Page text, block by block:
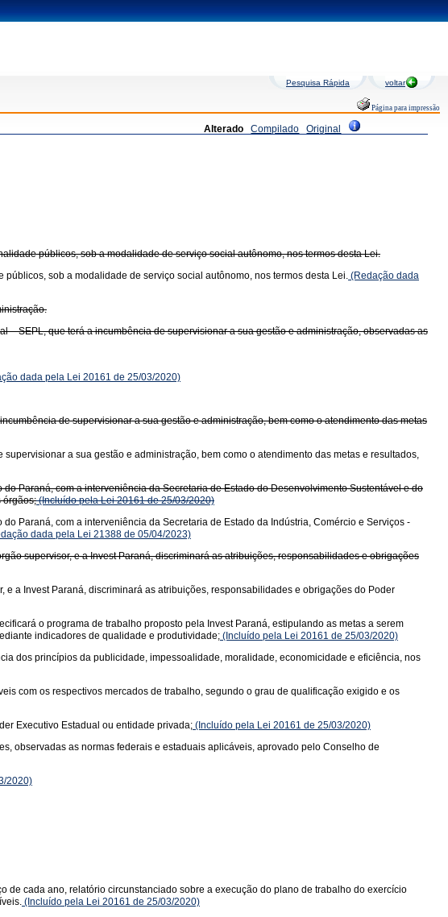
Pesquisa Rápida voltar
Página para impressão
Alterado Compilado Original
públicos, sob a modalidade de serviço social autônomo, nos termos desta Lei.
sob a modalidade de serviço social autônomo, nos termos desta Lei. (Redação dada
SEPL, que terá a incumbência de supervisionar a sua gestão e administração, observadas as
dada pela Lei 20161 de 25/03/2020)
de supervisionar a sua gestão e administração, bem como o atendimento das metas
a sua gestão e administração, bem como o atendimento das metas e resultados,
Paraná, com a interveniência da Secretaria de Estado do Desenvolvimento Sustentável e do
órgãos;(Incluído pela Lei 20161 de 25/03/2020)
Paraná, com a interveniência da Secretaria de Estado da Indústria, Comércio e Serviços -
dada pela Lei 21388 de 05/04/2023)
supervisor, e a Invest Paraná, discriminará as atribuições, responsabilidades e obrigações
a Invest Paraná, discriminará as atribuições, responsabilidades e obrigações do Poder
o programa de trabalho proposto pela Invest Paraná, estipulando as metas a serem
indicadores de qualidade e produtividade; (Incluído pela Lei 20161 de 25/03/2020)
dos princípios da publicidade, impessoalidade, moralidade, economicidade e eficiência, nos
com os respectivos mercados de trabalho, segundo o grau de qualificação exigido e os
Executivo Estadual ou entidade privada; (Incluído pela Lei 20161 de 25/03/2020)
observadas as normas federais e estaduais aplicáveis, aprovado pelo Conselho de
2020)
de cada ano, relatório circunstanciado sobre a execução do plano de trabalho do exercício
(Incluído pela Lei 20161 de 25/03/2020)